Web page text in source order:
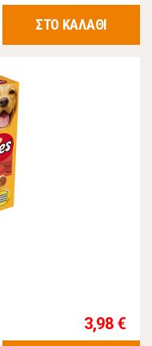
ΣΤΟ ΚΑΛΑΘΙ
3,98 €